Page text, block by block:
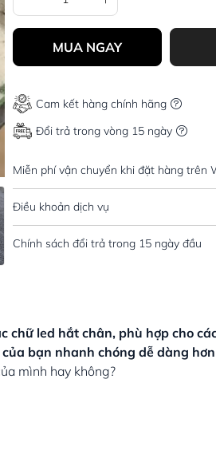
MUA NGAY
Cam kết hàng chính hãng
Đổi trả trong vòng 15 ngày
Miễn phí vận chuyển khi đặt hàng trên
Điều khoản dịch vụ
Chính sách đổi trả trong 15 ngày đầu
led hắt chân, phù hợp cho
bạn nhanh chóng dễ dàng
mình hay không?